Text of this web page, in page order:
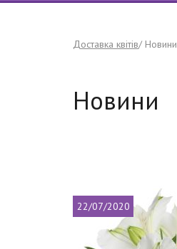
Доставка квітів Новини
Новини
22/07/2020